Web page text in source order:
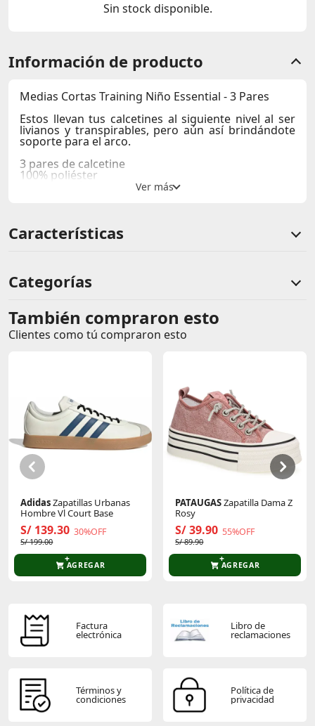
Sin stock disponible.
Información de producto
Medias Cortas Training Niño Essential - 3 Pares
Estos llevan tus calcetines al siguiente nivel al ser
livianos y transpirables, pero aún así brindándote
soporte para el arco.
3 pares de calcetine
100% poliéster
Construcción ultradelgada y liviana para una
mayor transpirabilidad.
El soporte de arco incorporado reduce la fatiga del
para un mejor ajuste.
Características
Categorías
Comentarios de clientes
Comentarios de clientes que compraron este producto
Sin calificaciones
Este producto aún no tiene calificaciones.
Sé el primero en comentar y acumula Puntos.
También compraron esto
Clientes como tú compraron esto
AdidasZapatillas Urbanas
Hombre Vl Court Base
S/ 139.30 30%OFF
S/ 199.00
AGREGAR
PATAUGASZapatilla Dama Z
Rosy
S/ 39.90 55%OFF
S/ 89.90
AGREGAR
Factura
electrónica
Libro de
reclamaciones
Términos y
condiciones
Política de
privacidad